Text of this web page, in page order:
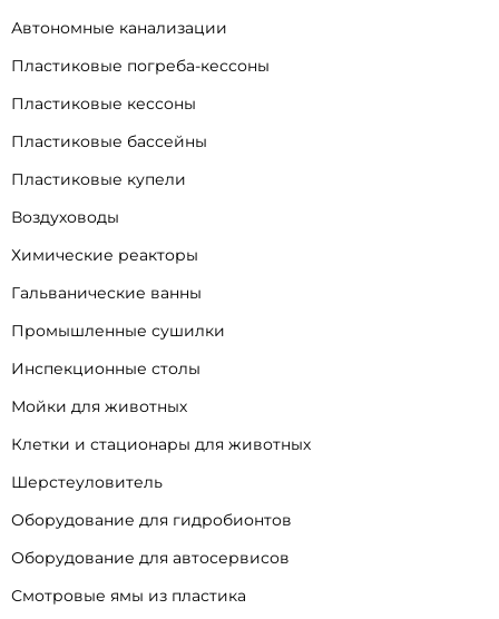
Автономные канализации
Пластиковые погреба-кессоны
Пластиковые кессоны
Пластиковые бассейны
Пластиковые купели
Воздуховоды
Химические реакторы
Гальванические ванны
Промышленные сушилки
Инспекционные столы
Мойки для животных
Клетки и стационары для животных
Шерстеуловитель
Оборудование для гидробионтов
Оборудование для автосервисов
Смотровые ямы из пластика